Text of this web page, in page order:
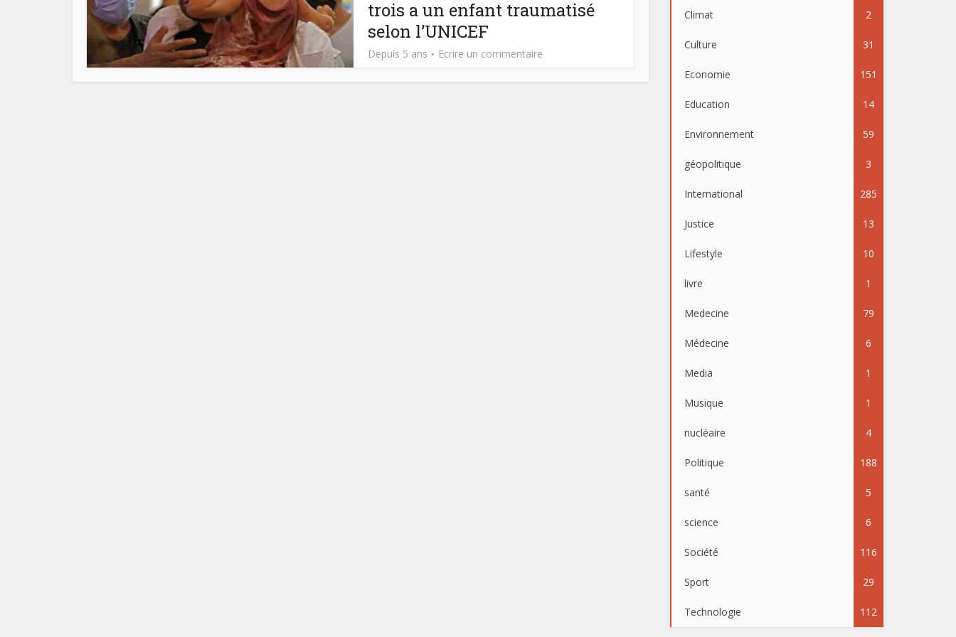
trois a un enfant traumatisé
selon l’UNICEF
Depuis 5 ans Ecrire un commentaire
Climat 2
Culture 31
Economie 151
Education 14
Environnement 59
géopolitique 3
International 285
Justice 13
Lifestyle 10
livre 1
Medecine 79
Médecine 6
Media 1
Musique 1
nucléaire 4
Politique 188
santé 5
science 6
Société 116
Sport 29
Technologie 112